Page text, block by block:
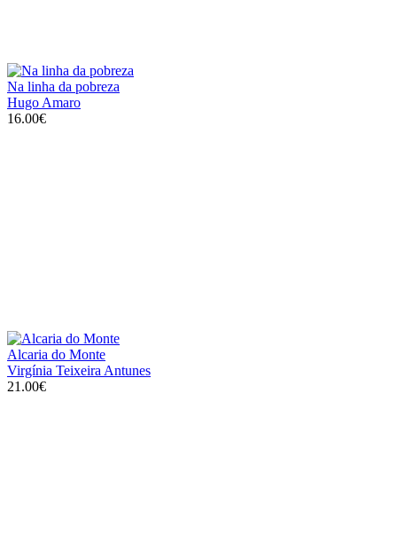
Na linha da pobreza
Hugo Amaro
16.00€
Alcaria do Monte
Virgínia Teixeira Antunes
21.00€